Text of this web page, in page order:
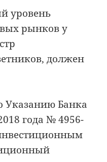
уровень
рынков у
должен
Указанию Банка
года № 4956-